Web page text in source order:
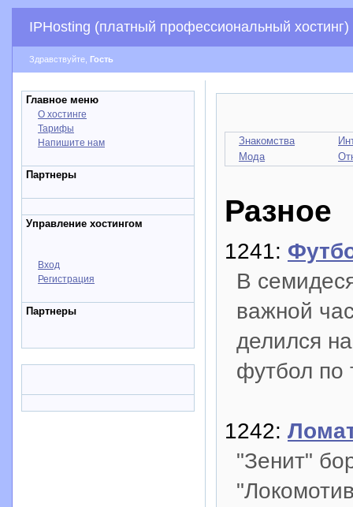
IPHosting (платный профессиональный хостинг)
Здравствуйте, Гость
Главное меню
О хостинге
Тарифы
Напишите нам
Партнеры
Управление хостингом
Вход
Регистрация
Партнеры
Знакомства
Мода
Разное
1241:
В
важной
делился
футбол по
1242:
"Зенит"